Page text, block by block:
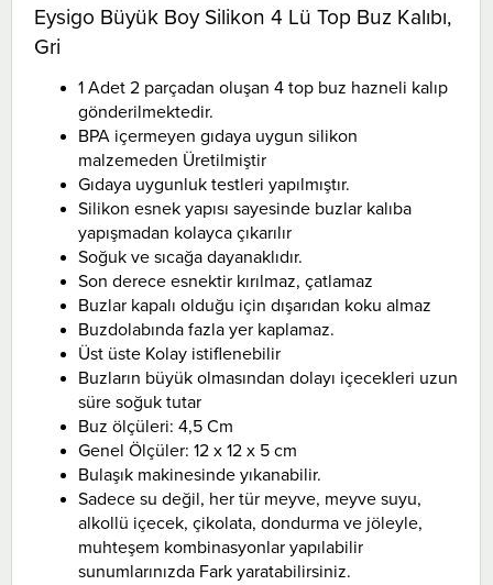
Eysigo Büyük Boy Silikon 4 Lü Top Buz Kalıbı,
Gri
1 Adet 2 parçadan oluşan 4 top buz hazneli kalıp
gönderilmektedir.
BPA içermeyen gıdaya uygun silikon
malzemeden Üretilmiştir
Gıdaya uygunluk testleri yapılmıştır.
Silikon esnek yapısı sayesinde buzlar kalıba
yapışmadan kolayca çıkarılır
Soğuk ve sıcağa dayanaklıdır.
Son derece esnektir kırılmaz, çatlamaz
Buzlar kapalı olduğu için dışarıdan koku almaz
Buzdolabında fazla yer kaplamaz.
Üst üste Kolay istiflenebilir
Buzların büyük olmasından dolayı içecekleri uzun
süre soğuk tutar
Buz ölçüleri: 4,5 Cm
Genel Ölçüler: 12 x 12 x 5 cm
Bulaşık makinesinde yıkanabilir.
Sadece su değil, her tür meyve, meyve suyu,
alkollü içecek, çikolata, dondurma ve jöleyle,
muhteşem kombinasyonlar yapılabilir
sunumlarınızda Fark yaratabilirsiniz.